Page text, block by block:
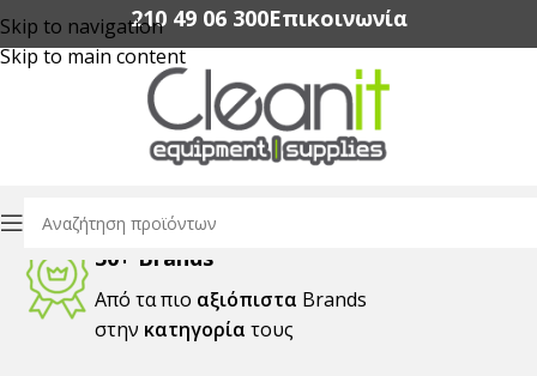
Skip to navigation
Skip to main content
210 49 06 300‬Επικοινωνία
30+ Brands
Από τα πιο αξιόπιστα Brands
στην κατηγορία τους